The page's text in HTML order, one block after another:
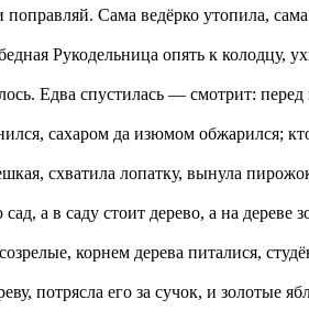
Сама ведёрко утопила,
Рукодельница опять к колодцу,
Едва спустилась — смотрит:
сахаром да изюмом обжарился;
схватила лопатку, вынула
а в саду стоит дерево, а на дереве
корнем дерева питалися,
потрясла его за сучок, и золотые